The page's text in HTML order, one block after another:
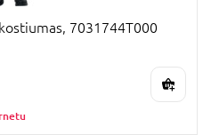
kostiumas, 7031744T000